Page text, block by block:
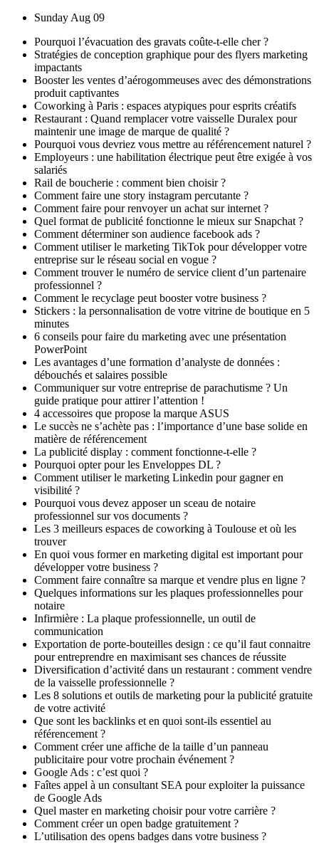
Skip
content
Sunday Aug 09
Pourquoi l’évacuation des gravats coûte-t-elle cher ?
Stratégies de conception graphique pour des flyers marketing
impactants
Booster les ventes d’aérogommeuses avec des démonstrations
produit captivantes
Coworking à Paris : espaces atypiques pour esprits créatifs
Restaurant : Quand remplacer votre vaisselle Duralex pour
maintenir une image de marque de qualité ?
Pourquoi vous devriez vous mettre au référencement naturel ?
Employeurs : une habilitation électrique peut être exigée à vos
salariés
Rail de boucherie : comment bien choisir ?
Comment faire une story instagram percutante ?
Comment faire pour renvoyer un achat sur internet ?
Quel format de publicité fonctionne le mieux sur Snapchat ?
Comment déterminer son audience facebook ads ?
Comment utiliser le marketing TikTok pour développer votre
entreprise sur le réseau social en vogue ?
Comment trouver le numéro de service client d’un partenaire
professionnel ?
Comment le recyclage peut booster votre business ?
Stickers : la personnalisation de votre vitrine de boutique en 5
minutes
6 conseils pour faire du marketing avec une présentation
PowerPoint
Les avantages d’une formation d’analyste de données :
débouchés et salaires possible
Communiquer sur votre entreprise de parachutisme ? Un
guide pratique pour attirer l’attention !
4 accessoires que propose la marque ASUS
Le succès ne s’achète pas : l’importance d’une base solide en
matière de référencement
La publicité display : comment fonctionne-t-elle ?
Pourquoi opter pour les Enveloppes DL ?
Comment utiliser le marketing Linkedin pour gagner en
visibilité ?
Pourquoi vous devez apposer un sceau de notaire
professionnel sur vos documents ?
Les 3 meilleurs espaces de coworking à Toulouse et où les
trouver
En quoi vous former en marketing digital est important pour
développer votre business ?
Comment faire connaître sa marque et vendre plus en ligne ?
Quelques informations sur les plaques professionnelles pour
notaire
Infirmière : La plaque professionnelle, un outil de
communication
Exportation de porte-bouteilles design : ce qu’il faut connaitre
pour entreprendre en maximisant ses chances de réussite
Diversification d’activité dans un restaurant : comment vendre
de la vaisselle professionnelle ?
Les 8 solutions et outils de marketing pour la publicité gratuite
de votre activité
Que sont les backlinks et en quoi sont-ils essentiel au
référencement ?
Comment créer une affiche de la taille d’un panneau
publicitaire pour votre prochain événement ?
Google Ads : c’est quoi ?
Faîtes appel à un consultant SEA pour exploiter la puissance
de Google Ads
Quel master en marketing choisir pour votre carrière ?
Comment créer un open badge gratuitement ?
L’utilisation des opens badges dans votre business ?